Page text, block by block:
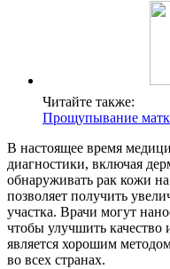
Читайте также:
Прощупывание
В настоящее время
диагностики, включая
обнаруживать рак кожи
позволяет получить
участка. Врачи могут
чтобы улучшить качество
является хорошим
во всех странах.